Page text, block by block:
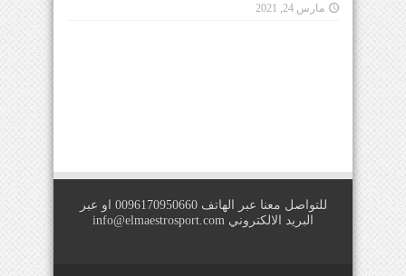
مارس 24, 2021
للتواصل معنا عبر الهاتف 0096170950660 او عبر
البريد الالكتروني info@elmaestrosport.com